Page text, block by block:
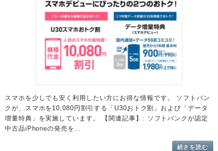
スマホを少しでも安く利用したい方にお得な情報です。 ソフトバン
クが、スマホを10,080円割引する「U30おトク割」および「データ
増量特典」を実施しています。 【関連記事】: ソフトバンクが認定
中古品iPhoneの発売を...
続きを読む